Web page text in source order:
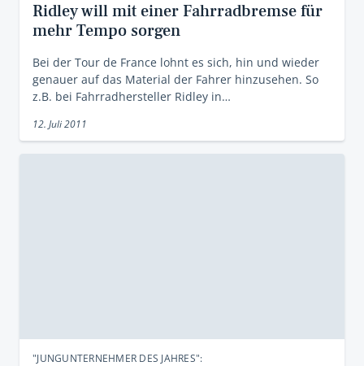
Ridley will mit einer Fahrradbremse für
mehr Tempo sorgen
Bei der Tour de France lohnt es sich, hin und wieder
genauer auf das Material der Fahrer hinzusehen. So
z.B. bei Fahrradhersteller Ridley in…
12. Juli 2011
"JUNGUNTERNEHMER DES JAHRES":